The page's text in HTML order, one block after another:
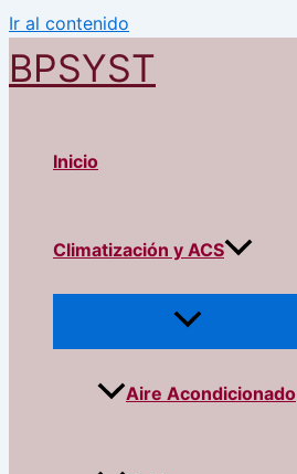
Ir al contenido
BPSYST
Inicio
Climatización y ACS
Aire Acondicionado